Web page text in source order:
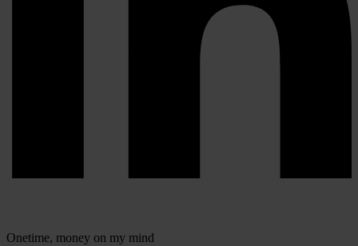
Onetime, money on my mind